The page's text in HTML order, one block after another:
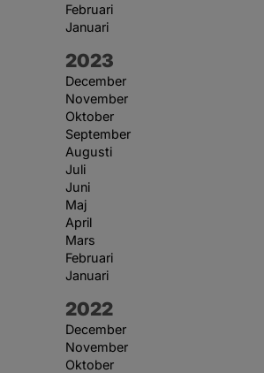
Februari
Januari
År:
2023
December
November
Oktober
September
Augusti
Juli
Juni
Maj
April
Mars
Februari
Januari
År:
2022
December
November
Oktober